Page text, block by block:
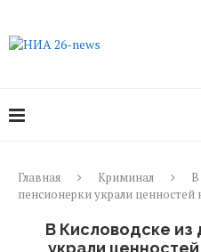
Главная Криминал
пенсионерки украли ценностей
В Кисловодске
украли